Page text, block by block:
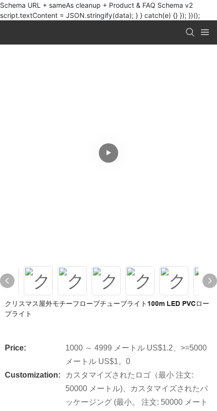
Schema URL + sameAs cleanup + Product & FAQ Schema v2
script.textContent = JSON.stringify(data); } } catch(e) {} }); })();
クリスマス屋外モチーフロープチューブライト100m LED PVCロー
プライト
Price:
1000 ～ 4999 メートル US$1.2、>=5000
メートル US$1。0
Customization:
カスタマイズされたロゴ（最小 注文:
50000 メートル)、カスタマイズされたパ
ッケージング (最小。 注文: 50000 メート